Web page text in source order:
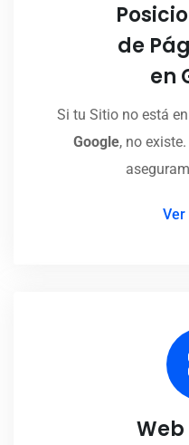
de
en
Si tu Sitio no está
Google, no
Ver